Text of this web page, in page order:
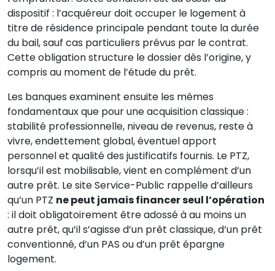
dispositif : l’acquéreur doit occuper le logement à
titre de résidence principale pendant toute la durée
du bail, sauf cas particuliers prévus par le contrat.
Cette obligation structure le dossier dès l’origine, y
compris au moment de l’étude du prêt.
Les banques examinent ensuite les mêmes
fondamentaux que pour une acquisition classique :
stabilité professionnelle, niveau de revenus, reste à
vivre, endettement global, éventuel apport
personnel et qualité des justificatifs fournis. Le PTZ,
lorsqu’il est mobilisable, vient en complément d’un
autre prêt. Le site Service-Public rappelle d’ailleurs
qu’un PTZ ne peut jamais financer seul l’opération
: il doit obligatoirement être adossé à au moins un
autre prêt, qu’il s’agisse d’un prêt classique, d’un prêt
conventionné, d’un PAS ou d’un prêt épargne
logement.